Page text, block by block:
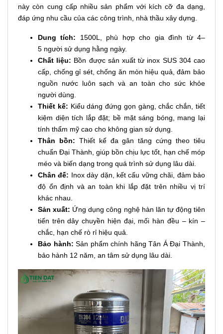
này còn cung cấp nhiều sản phẩm với kích cỡ đa dạng,
đáp ứng nhu cầu của các công trình, nhà thầu xây dựng.
Dung tích: 1500L, phù hợp cho gia đình từ 4–
5 người sử dụng hằng ngày.
Chất liệu: Bồn được sản xuất từ inox SUS 304 cao
cấp, chống gỉ sét, chống ăn mòn hiệu quả, đảm bảo
nguồn nước luôn sạch và an toàn cho sức khỏe
người dùng.
Thiết kế: Kiểu dáng đứng gọn gàng, chắc chắn, tiết
kiệm diện tích lắp đặt; bề mặt sáng bóng, mang lại
tính thẩm mỹ cao cho không gian sử dụng.
Thân bồn: Thiết kế đa gân tăng cứng theo tiêu
chuẩn Đại Thành, giúp bồn chịu lực tốt, hạn chế móp
méo và biến dạng trong quá trình sử dụng lâu dài.
Chân đế: Inox dày dặn, kết cấu vững chãi, đảm bảo
độ ổn định và an toàn khi lắp đặt trên nhiều vị trí
khác nhau.
Sản xuất: Ứng dụng công nghệ hàn lăn tự động tiên
tiến trên dây chuyền hiện đại, mối hàn đều – kín –
chắc, hạn chế rò rỉ hiệu quả.
Bảo hành:Sản phẩm chính hãng Tân Á Đại Thành,
bảo hành 12 năm, an tâm sử dụng lâu dài.